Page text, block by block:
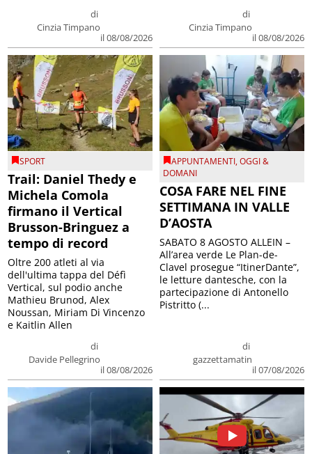
di
Cinzia Timpano
il 08/08/2026
di
Cinzia Timpano
il 08/08/2026
SPORT
Trail: Daniel Thedy e
Michela Comola
firmano il Vertical
Brusson-Bringuez a
tempo di record
di
Davide Pellegrino
il 08/08/2026
Oltre 200 atleti al via
dell'ultima tappa del Défì
Vertical, sul podio anche
Mathieu Brunod, Alex
Noussan, Miriam Di Vincenzo
e Kaitlin Allen
APPUNTAMENTI,OGGI &
DOMANI
COSA FARE NEL FINE
SETTIMANA IN VALLE
D’AOSTA
di
gazzettamatin
il 07/08/2026
SABATO 8 AGOSTO ALLEIN –
All’area verde Le Plan-de-
Clavel prosegue “ItinerDante”,
le letture dantesche, con la
partecipazione di Antonello
Pistritto (...